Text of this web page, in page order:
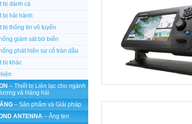
bị đánh cá
bị hải hành
bị thông tin vô tuyến
giám sát bờ biển
phát hiện sự cố tràn dầu
bị khác
– Thiết bị Liên lạc cho ngành
và Hàng hải
– Sản phẩm và Giải pháp
ANTENNA – Ăng ten